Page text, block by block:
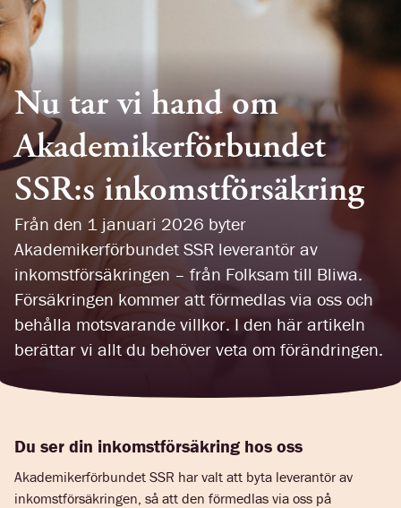
Nu tar vi hand om
Akademikerförbundet
SSR:s inkomstförsäkring
Från den 1 januari 2026 byter
Akademikerförbundet SSR leverantör av
inkomstförsäkringen – från Folksam till Bliwa.
Försäkringen kommer att förmedlas via oss och
behålla motsvarande villkor. I den här artikeln
berättar vi allt du behöver veta om förändringen.
Du ser din inkomstförsäkring hos oss
Akademikerförbundet SSR har valt att byta leverantör av
inkomstförsäkringen, så att den förmedlas via oss på